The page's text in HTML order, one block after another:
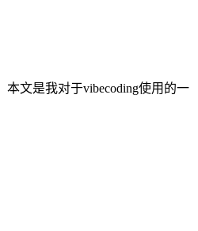
文是我对于vibecoding使用的一